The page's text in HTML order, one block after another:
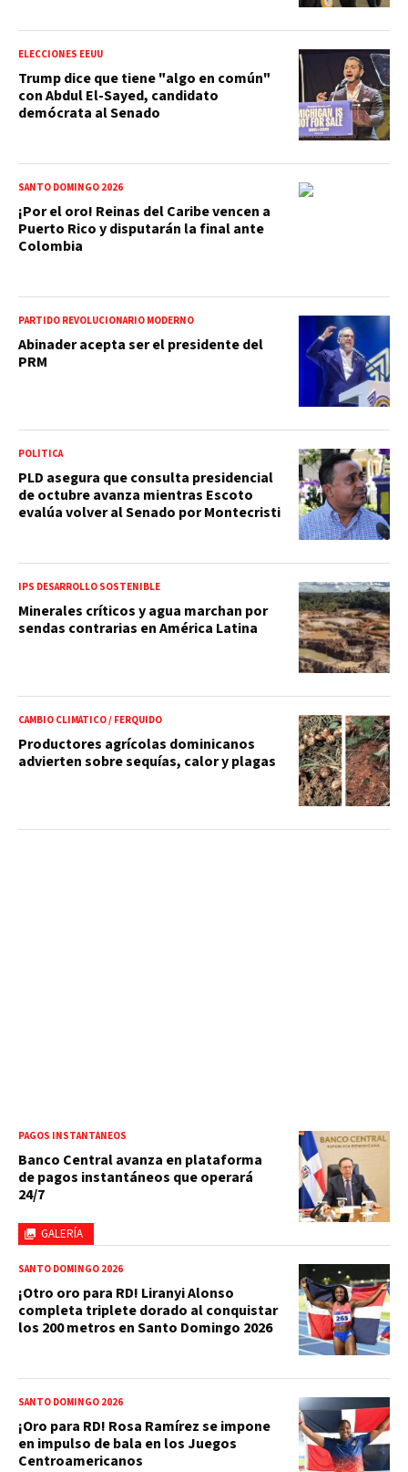
ELECCIONES EEUU
Trump dice que tiene "algo en común"
con Abdul El-Sayed, candidato
demócrata al Senado
SANTO DOMINGO 2026
¡Por el oro! Reinas del Caribe vencen a
Puerto Rico y disputarán la final ante
Colombia
PARTIDO REVOLUCIONARIO MODERNO
Abinader acepta ser el presidente del
PRM
POLÍTICA
PLD asegura que consulta presidencial
de octubre avanza mientras Escoto
evalúa volver al Senado por Montecristi
IPS DESARROLLO SOSTENIBLE
Minerales críticos y agua marchan por
sendas contrarias en América Latina
CAMBIO CLIMÁTICO / FERQUIDO
Productores agrícolas dominicanos
advierten sobre sequías, calor y plagas
GALERÍA
PAGOS INSTANTÁNEOS
Banco Central avanza en plataforma
de pagos instantáneos que operará
24/7
SANTO DOMINGO 2026
¡Otro oro para RD! Liranyi Alonso
completa triplete dorado al conquistar
los 200 metros en Santo Domingo 2026
SANTO DOMINGO 2026
¡Oro para RD! Rosa Ramírez se impone
en impulso de bala en los Juegos
Centroamericanos